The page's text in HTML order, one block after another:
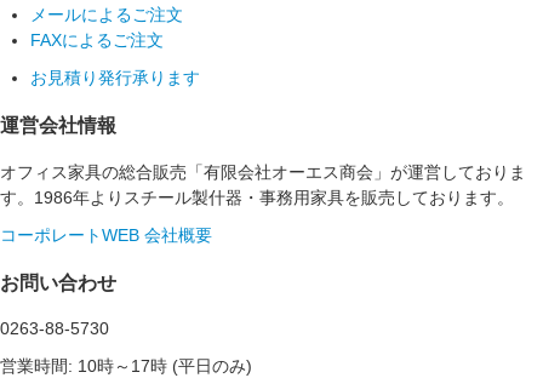
メールによるご注文
FAXによるご注文
お見積り発行承ります
運営会社情報
オフィス家具の総合販売「有限会社オーエス商会」が運営しておりま
す。1986年よりスチール製什器・事務用家具を販売しております。
コーポレートWEB 会社概要
お問い合わせ
0263-88-5730
営業時間: 10時～17時 (平日のみ)